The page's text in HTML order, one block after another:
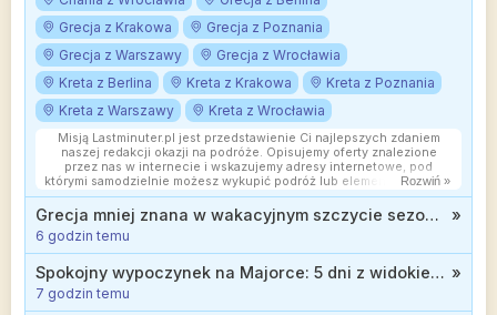
Grecja z Krakowa
Grecja z Poznania
Grecja z Warszawy
Grecja z Wrocławia
Kreta z Berlina
Kreta z Krakowa
Kreta z Poznania
Kreta z Warszawy
Kreta z Wrocławia
Misją Lastminuter.pl jest przedstawienie Ci najlepszych zdaniem
naszej redakcji okazji na podróże. Opisujemy oferty znalezione
przez nas w internecie i wskazujemy adresy internetowe, pod
którymi samodzielnie możesz wykupić podróż lub elementy podróży.
Ceny w artykułach są aktualne w chwili publikacji. Możemy
otrzymywać wynagrodzenie od partnerów handlowych, do których
Cię przekierowujemy. Nie ma to wpływu na cenę Twojej wycieczki.
Rozwiń »
Grecja mniej znana w wakacyjnym szczycie sezonu: Samos, 3* hotel z wyżywieniem za 2399 zł »
6 godzin temu
Spokojny wypoczynek na Majorce: 5 dni z widokiem na morze za 879 zł »
7 godzin temu